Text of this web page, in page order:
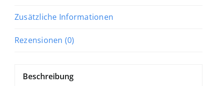
Zusätzliche Informationen
Rezensionen (0)
Beschreibung